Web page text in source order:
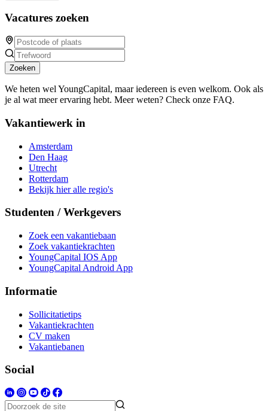
Vacatures zoeken
Zoeken
We heten wel YoungCapital, maar iedereen is even welkom. Ook als
je al wat meer ervaring hebt. Meer weten? Check onze FAQ.
Vakantiewerk in
Amsterdam
Den Haag
Utrecht
Rotterdam
Bekijk hier alle regio's
Studenten / Werkgevers
Zoek een vakantiebaan
Zoek vakantiekrachten
YoungCapital IOS App
YoungCapital Android App
Informatie
Sollicitatietips
Vakantiekrachten
CV maken
Vakantiebanen
Social